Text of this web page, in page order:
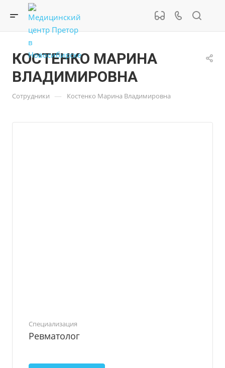
КОСТЕНКО МАРИНА
ВЛАДИМИРОВНА
Сотрудники — Костенко Марина Владимировна
Специализация
Ревматолог